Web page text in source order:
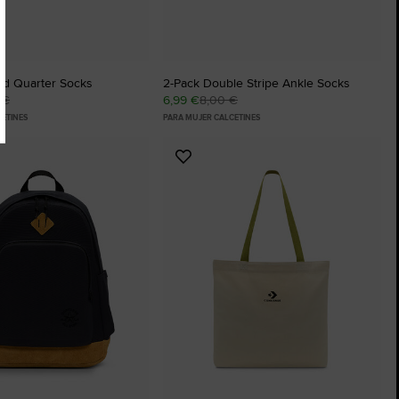
Quarter Socks
2-Pack Double Stripe Ankle Socks
6,99 €8,00 €
PARA MUJER CALCETINES
Añadir